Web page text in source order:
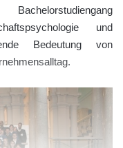
und
Bedeutung von